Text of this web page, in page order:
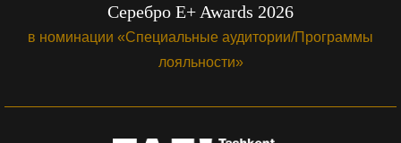
Серебро E+ Awards 2026
в номинации «Специальные аудитории/Программы
лояльности»